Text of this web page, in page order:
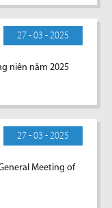
27 - 03 - 2025
niên năm 2025
27 - 03 - 2025
Meeting of